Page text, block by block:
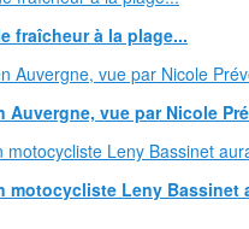
fraîcheur à la plage...
Auvergne, vue par Nicole
motocycliste Leny Bassinet